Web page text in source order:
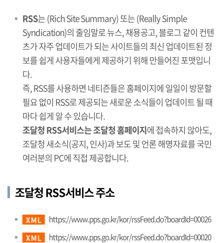
RSS는 (Rich Site Summary) 또는 (Really Simple
Syndication)의 줄임말로 뉴스, 채용공고, 블로그 같이 컨텐
츠가 자주 업데이트가 되는 사이트들의 최신 업데이트된 정
보를 쉽게 사용자들에게 제공하기 위해 만들어진 포맷입니
다.
즉, RSS를 사용하면 네티즌들은 홈페이지에 일일이 방문할
필요 없이 RSS로 제공되는 새로운 소식들이 업데이트 될 때
마다 쉽게 알 수 있습니다.
조달청 RSS서비스는 조달청 홈페이지에 접속하지 않아도,
조달청 새소식(공지, 인사)과 보도 및 언론 해명자료를 국민
여러분의 PC에 직접 제공합니다.
조달청 RSS서비스 주소
XML https://www.pps.go.kr/kor/rssFeed.do?boardId=00026
XML https://www.pps.go.kr/kor/rssFeed.do?boardId=00020